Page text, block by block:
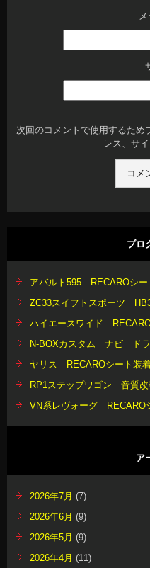
次回のコメントで使用するため
レス、サ
ブロ
アバルト595 RECAROシー
ZC33スイフトスポーツ
ハイエースワイド
N-BOXカスタム ナビ ド
ヤリス RECAROシート装
RP1ステップワゴン 音質
VN系レヴォーグ RECARO
ア
2026年7月 (7)
2026年6月 (9)
2026年5月 (9)
2026年4月 (11)